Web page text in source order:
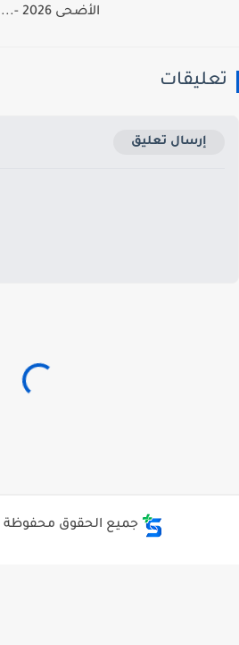
الأضحى 2026 -...
إرسال تعليق
جميع الحقوق محفوظة ©